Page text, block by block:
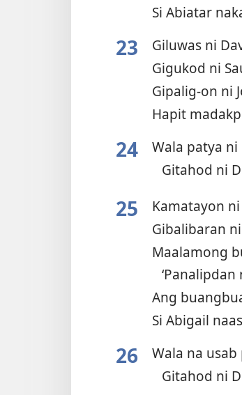
Si Abiatar
23 Giluwas ni
Gigukod ni
Gipalig-on ni
Hapit
24 Wala patya ni
Gitahod ni
25 Kamatayon
Gibalibaran
Maalamong
Ang
Si Abigail
26 Wala na usab
Gitahod ni